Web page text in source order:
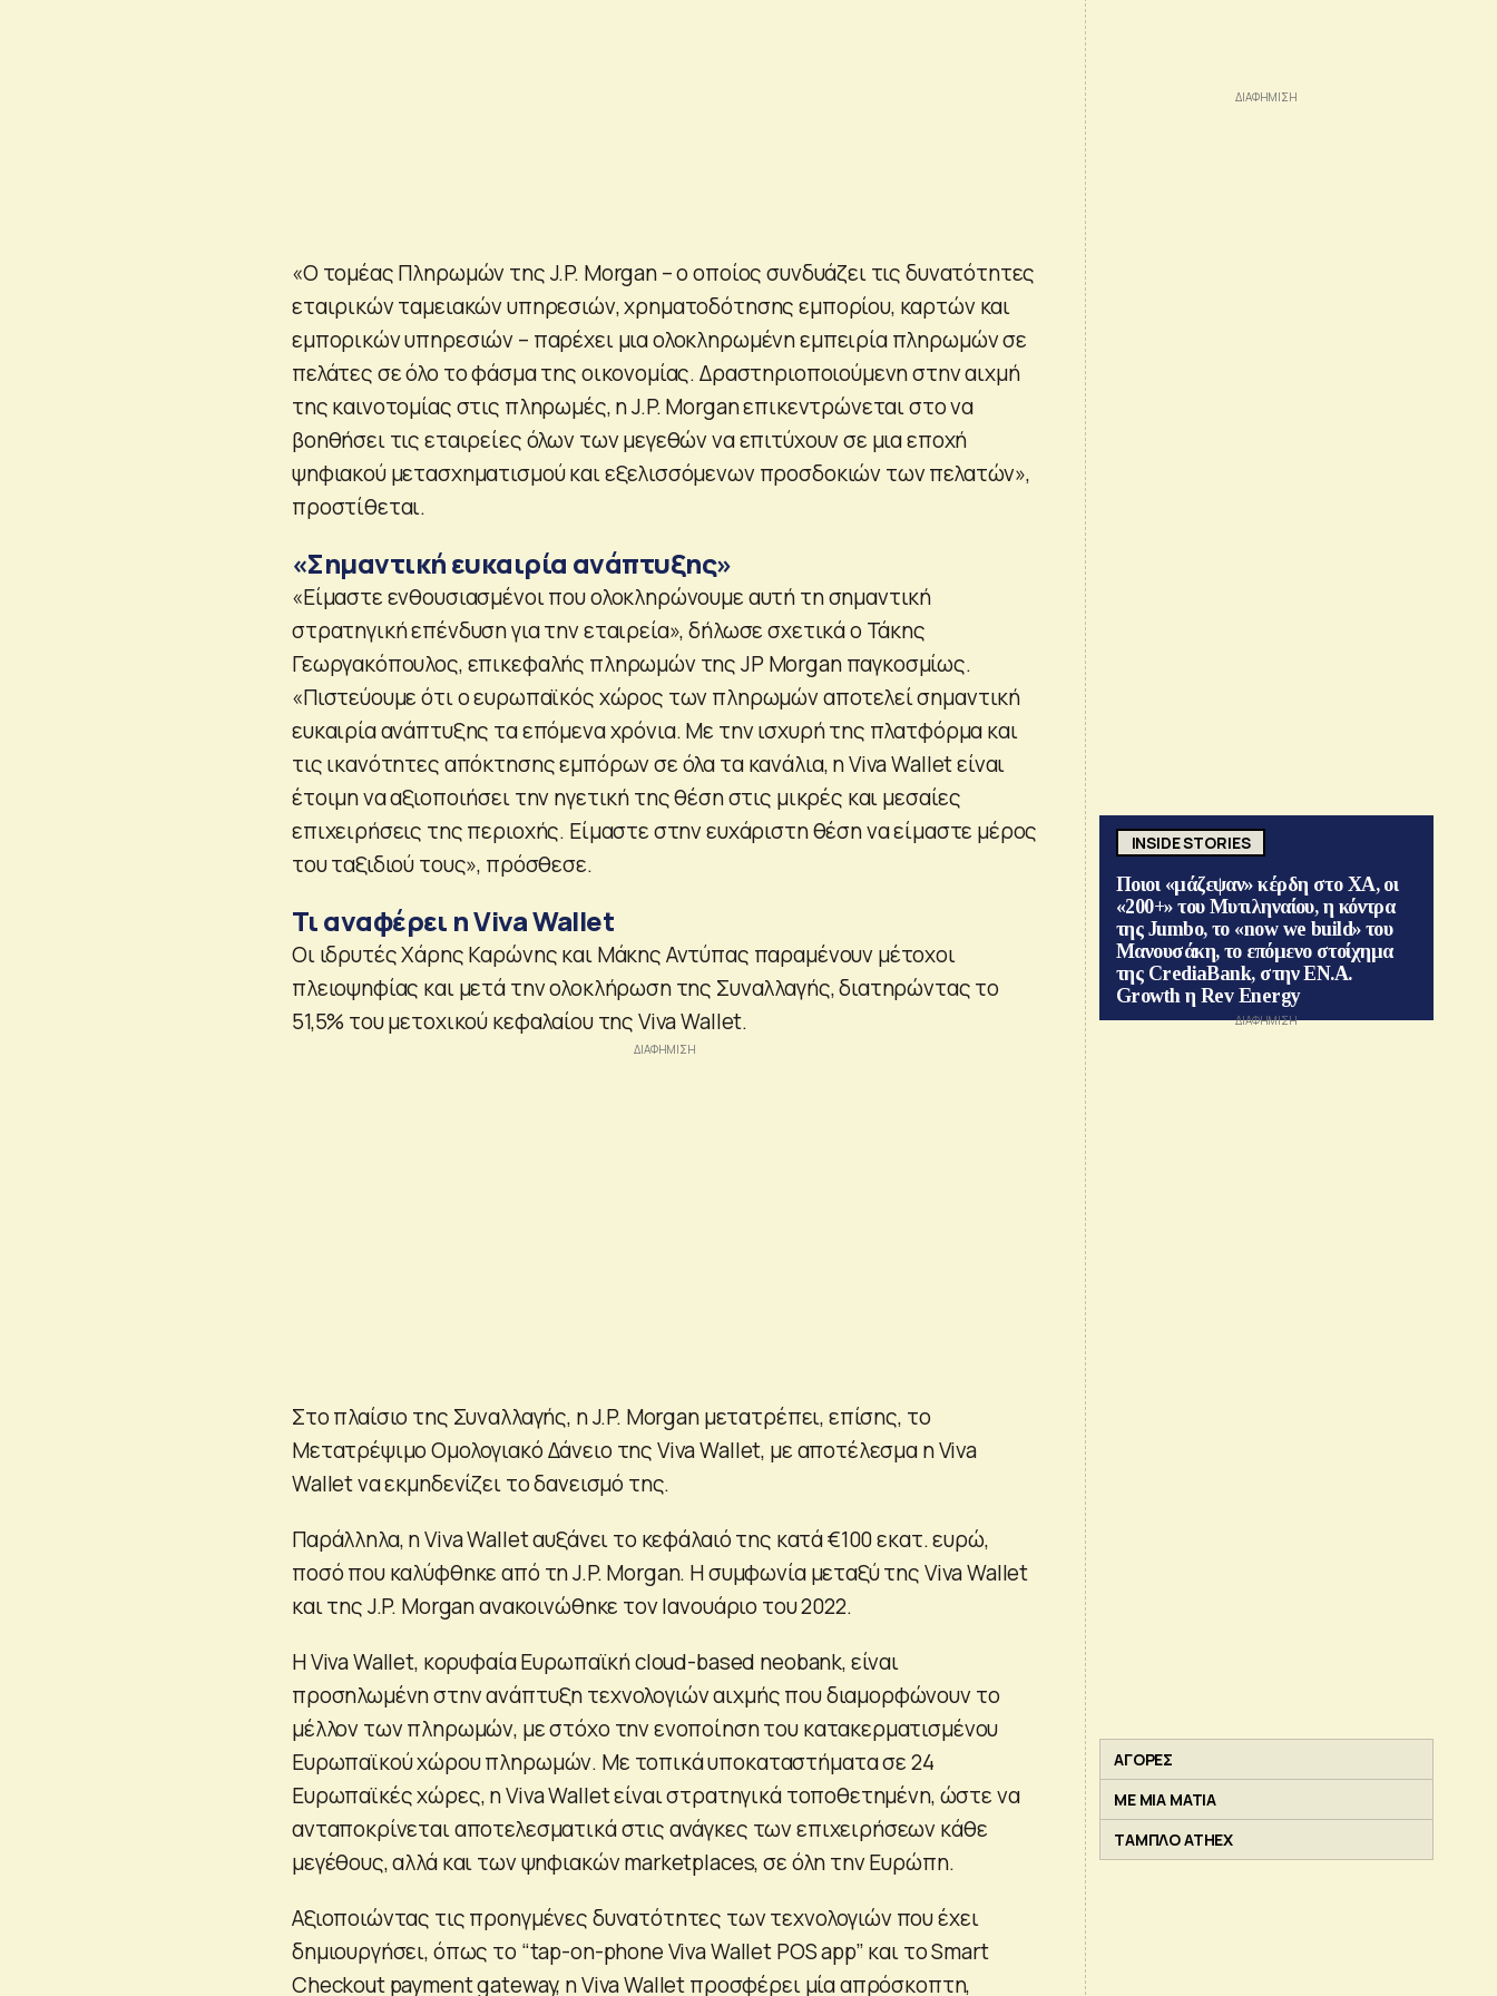
«Ο τομέας Πληρωμών της J.P. Morgan – ο οποίος συνδυάζει τις δυνατότητες
εταιρικών ταμειακών υπηρεσιών, χρηματοδότησης εμπορίου, καρτών και
εμπορικών υπηρεσιών – παρέχει μια ολοκληρωμένη εμπειρία πληρωμών σε
πελάτες σε όλο το φάσμα της οικονομίας. Δραστηριοποιούμενη στην αιχμή
της καινοτομίας στις πληρωμές, η J.P. Morgan επικεντρώνεται στο να
βοηθήσει τις εταιρείες όλων των μεγεθών να επιτύχουν σε μια εποχή
ψηφιακού μετασχηματισμού και εξελισσόμενων προσδοκιών των πελατών»,
προστίθεται.
«Σημαντική ευκαιρία ανάπτυξης»
«Είμαστε ενθουσιασμένοι που ολοκληρώνουμε αυτή τη σημαντική
στρατηγική επένδυση για την εταιρεία», δήλωσε σχετικά ο Τάκης
Γεωργακόπουλος, επικεφαλής πληρωμών της JP Morgan παγκοσμίως.
«Πιστεύουμε ότι ο ευρωπαϊκός χώρος των πληρωμών αποτελεί σημαντική
ευκαιρία ανάπτυξης τα επόμενα χρόνια. Με την ισχυρή της πλατφόρμα και
τις ικανότητες απόκτησης εμπόρων σε όλα τα κανάλια, η Viva Wallet είναι
έτοιμη να αξιοποιήσει την ηγετική της θέση στις μικρές και μεσαίες
επιχειρήσεις της περιοχής. Είμαστε στην ευχάριστη θέση να είμαστε μέρος
του ταξιδιού τους», πρόσθεσε.
Τι αναφέρει η Viva Wallet
Οι ιδρυτές Χάρης Καρώνης και Μάκης Αντύπας παραμένουν μέτοχοι
πλειοψηφίας και μετά την ολοκλήρωση της Συναλλαγής, διατηρώντας το
51,5% του μετοχικού κεφαλαίου της Viva Wallet.
Στο πλαίσιο της Συναλλαγής, η J.P. Morgan μετατρέπει, επίσης, το
Μετατρέψιμο Ομολογιακό Δάνειο της Viva Wallet, με αποτέλεσμα η Viva
Wallet να εκμηδενίζει το δανεισμό της.
Παράλληλα, η Viva Wallet αυξάνει το κεφάλαιό της κατά €100 εκατ. ευρώ,
ποσό που καλύφθηκε από τη J.P. Morgan. Η συμφωνία μεταξύ της Viva Wallet
και της J.P. Morgan ανακοινώθηκε τον Ιανουάριο του 2022.
Η Viva Wallet, κορυφαία Ευρωπαϊκή cloud-based neobank, είναι
προσηλωμένη στην ανάπτυξη τεχνολογιών αιχμής που διαμορφώνουν το
μέλλον των πληρωμών, με στόχο την ενοποίηση του κατακερματισμένου
Ευρωπαϊκού χώρου πληρωμών. Με τοπικά υποκαταστήματα σε 24
Ευρωπαϊκές χώρες, η Viva Wallet είναι στρατηγικά τοποθετημένη, ώστε να
ανταποκρίνεται αποτελεσματικά στις ανάγκες των επιχειρήσεων κάθε
μεγέθους, αλλά και των ψηφιακών marketplaces, σε όλη την Ευρώπη.
Αξιοποιώντας τις προηγμένες δυνατότητες των τεχνολογιών που έχει
δημιουργήσει, όπως το “tap-on-phone Viva Wallet POS app” και το Smart
Checkout payment gateway, η Viva Wallet προσφέρει μία απρόσκοπτη,
INSIDE STORIES
Ποιοι «μάζεψαν» κέρδη στο ΧΑ, οι
«200+» του Μυτιληναίου, η κόντρα
της Jumbo, το «now we build» του
Μανουσάκη, το επόμενο στοίχημα
της CrediaBank, στην ΕΝ.Α.
Growth η Rev Energy
ΑΓΟΡΕΣ
ΜΕ ΜΙΑ ΜΑΤΙΑ
ΤΑΜΠΛΟ ATHEX